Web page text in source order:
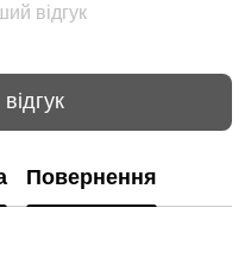
відгук
Повернення